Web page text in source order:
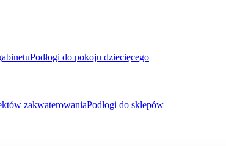
Podłogi do pokoju dziecięcego
zakwaterowaniaPodłogi do sklepów